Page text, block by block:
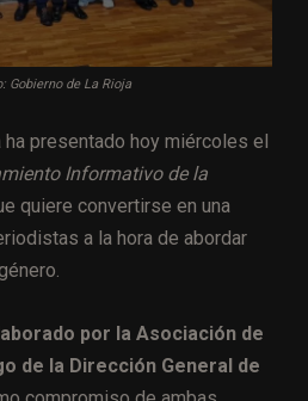
Gobierno de La Rioja
ha presentado hoy miércoles el
Informativo de la
quiere convertirse en una
a la hora de abordar
por la Asociación de
de la Dirección General de